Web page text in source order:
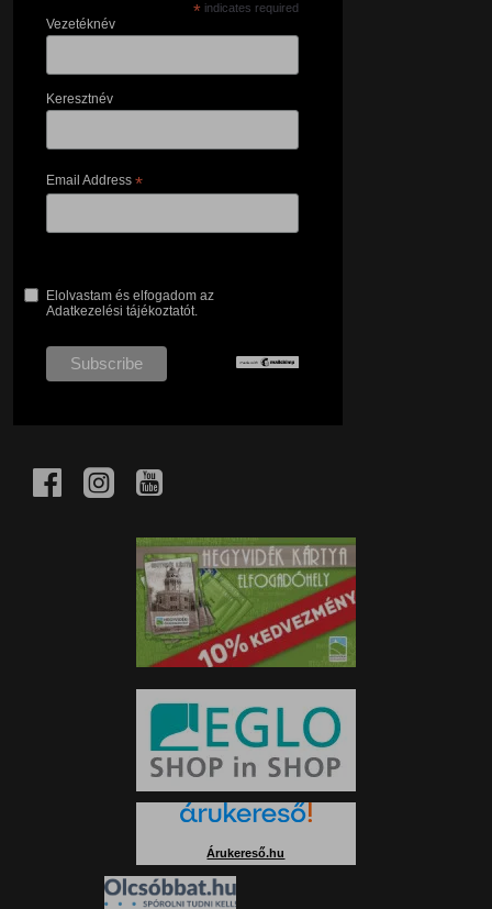
* indicates required
Vezetéknév
Keresztnév
Email Address *
Elolvastam és elfogadom az
Adatkezelési tájékoztatót.
Árukereső.hu